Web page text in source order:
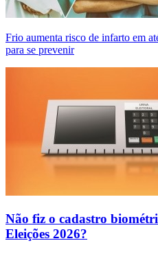
Frio aumenta risco de infarto em
para se prevenir
Não fiz o cadastro
Eleições 2026?